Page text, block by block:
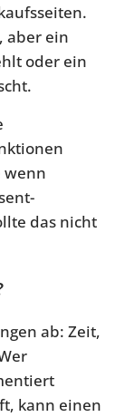
aber ein
oder ein
wenn
das nicht
ab: Zeit,
kann einen